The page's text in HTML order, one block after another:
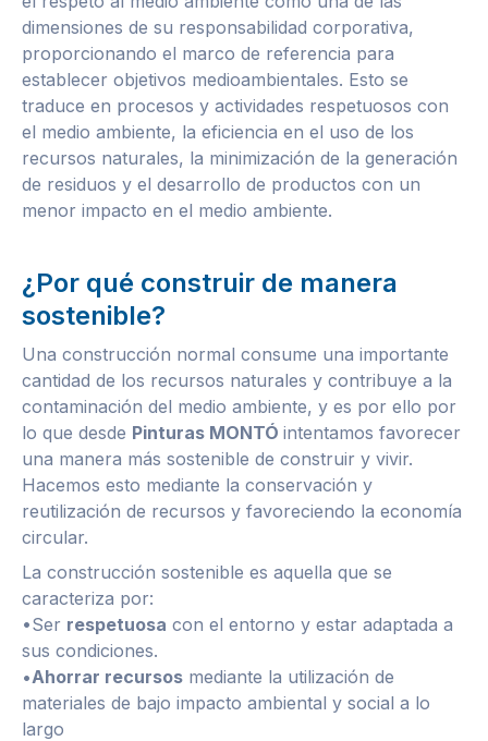
dimensiones de su responsabilidad corporativa,
proporcionando el marco de referencia para
establecer objetivos medioambientales. Esto se
traduce en procesos y actividades respetuosos con
el medio ambiente, la eficiencia en el uso de los
recursos naturales, la minimización de la generación
de residuos y el desarrollo de productos con un
menor impacto en el medio ambiente.
¿Por qué construir de manera
sostenible?
Una construcción normal consume una importante
cantidad de los recursos naturales y contribuye a la
contaminación del medio ambiente, y es por ello por
lo que desde Pinturas MONTÓ intentamos favorecer
una manera más sostenible de construir y vivir.
Hacemos esto mediante la conservación y
reutilización de recursos y favoreciendo la economía
circular.
La construcción sostenible es aquella que se
caracteriza por:
•Ser respetuosa con el entorno y estar adaptada a
sus condiciones.
•Ahorrar recursos mediante la utilización de
materiales de bajo impacto ambiental y social a lo
largo